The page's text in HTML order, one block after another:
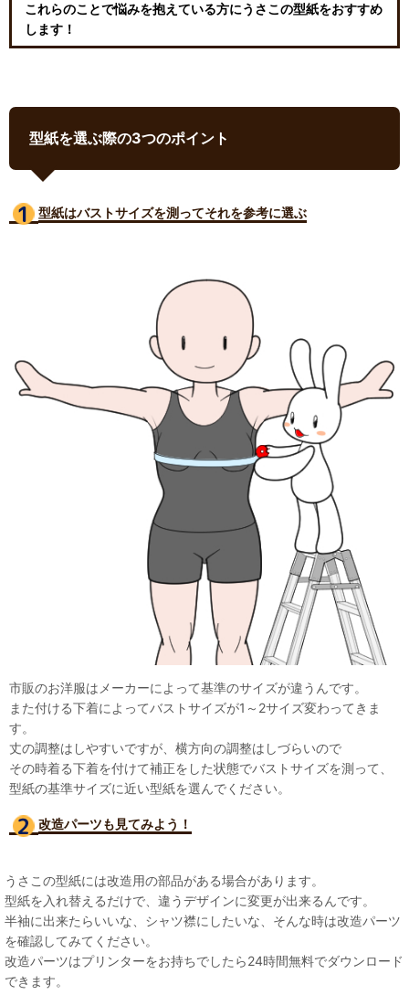
これらのことで悩みを抱えている方にうさこの型紙をおすすめ
します！
型紙を選ぶ際の3つのポイント
型紙はバストサイズを測ってそれを参考に選ぶ
市販のお洋服はメーカーによって基準のサイズが違うんです。
また付ける下着によってバストサイズが1～2サイズ変わってきま
す。
丈の調整はしやすいですが、横方向の調整はしづらいので
その時着る下着を付けて補正をした状態でバストサイズを測って、
型紙の基準サイズに近い型紙を選んでください。
改造パーツも見てみよう！
うさこの型紙には改造用の部品がある場合があります。
型紙を入れ替えるだけで、違うデザインに変更が出来るんです。
半袖に出来たらいいな、シャツ襟にしたいな、そんな時は改造パーツ
を確認してみてください。
改造パーツはプリンターをお持ちでしたら24時間無料でダウンロード
できます。